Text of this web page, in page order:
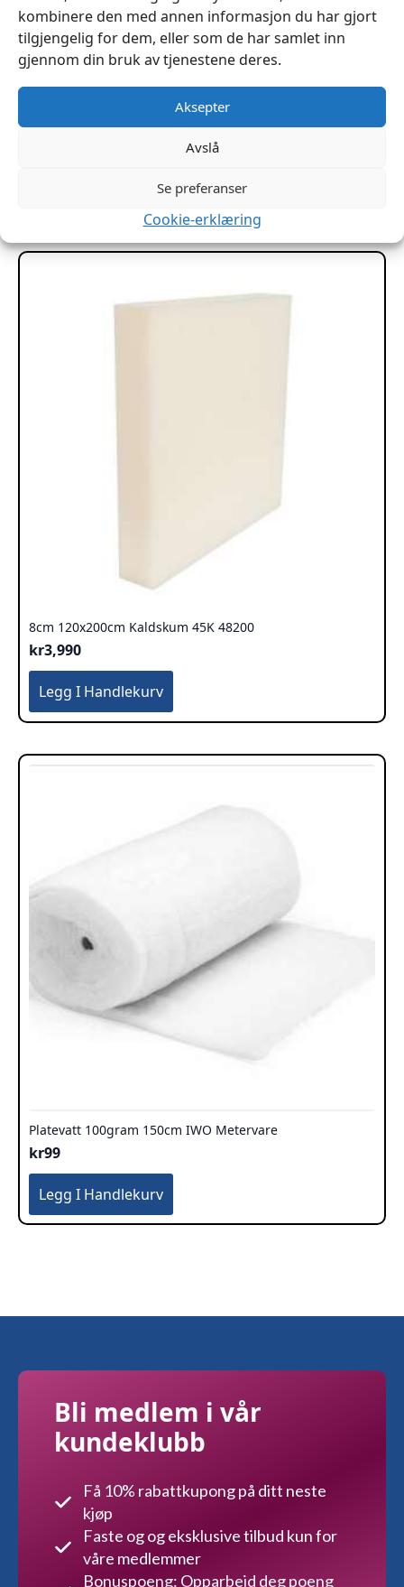
kombinere den med annen informasjon du har gjort
tilgjengelig for dem, eller som de har samlet inn
gjennom din bruk av tjenestene deres.
Aksepter
Avslå
Se preferanser
Cookie-erklæring
Labyrinth 200x120x3cm pr hel plate
Legg I Handlekurv
8cm 120x200cm Kaldskum 45K 48200
kr3,990
Legg I Handlekurv
Platevatt 100gram 150cm IWO Metervare
kr99
Legg I Handlekurv
Bli medlem i vår
kundeklubb
Få 10% rabattkupong på ditt neste
kjøp
Faste og og eksklusive tilbud kun for
våre medlemmer
Bonuspoeng: Opparbeid deg poeng